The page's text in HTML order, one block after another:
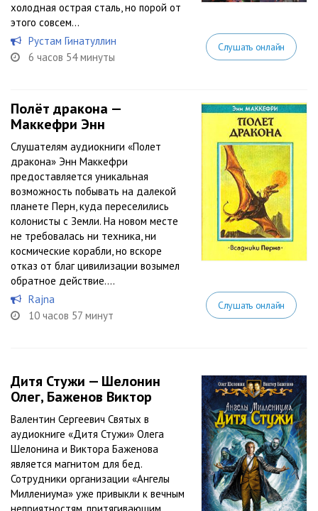
холодная острая сталь, но порой от
этого совсем...
Рустам Гинатуллин
6 часов 54 минуты
Слушать онлайн
Полёт дракона —
Маккефри Энн
Слушателям аудиокниги «Полет
дракона» Энн Маккефри
предоставляется уникальная
возможность побывать на далекой
планете Перн, куда переселились
колонисты с Земли. На новом месте
не требовалась ни техника, ни
космические корабли, но вскоре
отказ от благ цивилизации возымел
обратное действие....
Rajna
10 часов 57 минут
Слушать онлайн
Дитя Стужи — Шелонин
Олег, Баженов Виктор
Валентин Сергеевич Святых в
аудиокниге «Дитя Стужи» Олега
Шелонина и Виктора Баженова
является магнитом для бед.
Сотрудники организации «Ангелы
Миллениума» уже привыкли к вечным